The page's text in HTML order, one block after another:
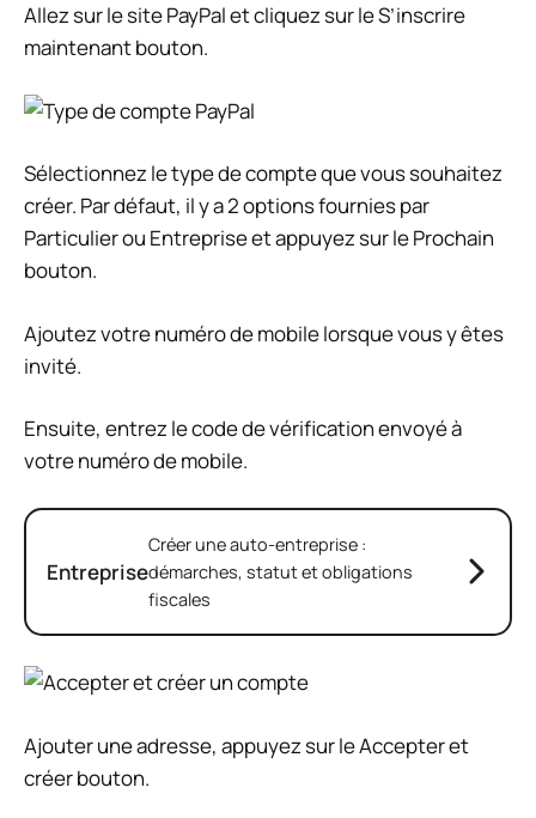
Allez sur le site PayPal et cliquez sur leS’inscrire
maintenantbouton.
Sélectionnez le type de compte que vous souhaitez
créer. Par défaut, il y a 2 options fournies par
Particulier ou Entreprise et appuyez sur leProchain
bouton.
Ajoutez votre numéro de mobile lorsque vous y êtes
invité.
Ensuite, entrez le code de vérification envoyé à
votre numéro de mobile.
Entreprise
Créer une auto-entreprise :
démarches, statut et obligations
fiscales
Ajouter une adresse, appuyez sur leAccepter et
créerbouton.